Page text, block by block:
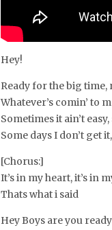
Hey!
Ready for the big time,
Whatever’s comin’ to
Sometimes it ain’t
Some days I don’t get
[Chorus:]
It’s in my heart, it’s in
Thats what i said
Hey Boys are you